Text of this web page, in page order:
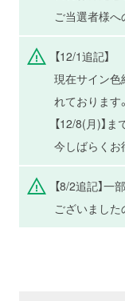
ご当選者様へ
【12/1追記】
現在サイン色
れております。
【12/8(月)】
今しばらくお
【8/2追記】
ございました
イベント
フェア
会社概要
お問い合わせ